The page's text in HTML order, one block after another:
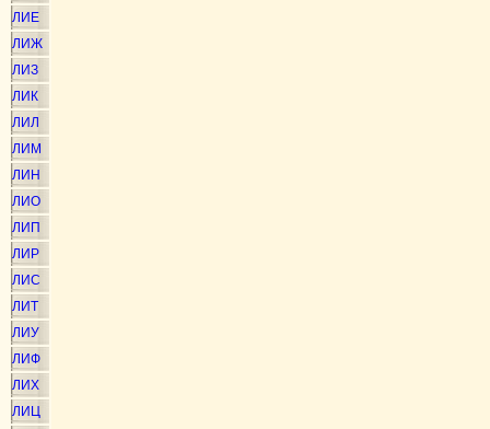
ЛИЕ
ЛИЖ
ЛИЗ
ЛИК
ЛИЛ
ЛИМ
ЛИН
ЛИО
ЛИП
ЛИР
ЛИС
ЛИТ
ЛИУ
ЛИФ
ЛИХ
ЛИЦ